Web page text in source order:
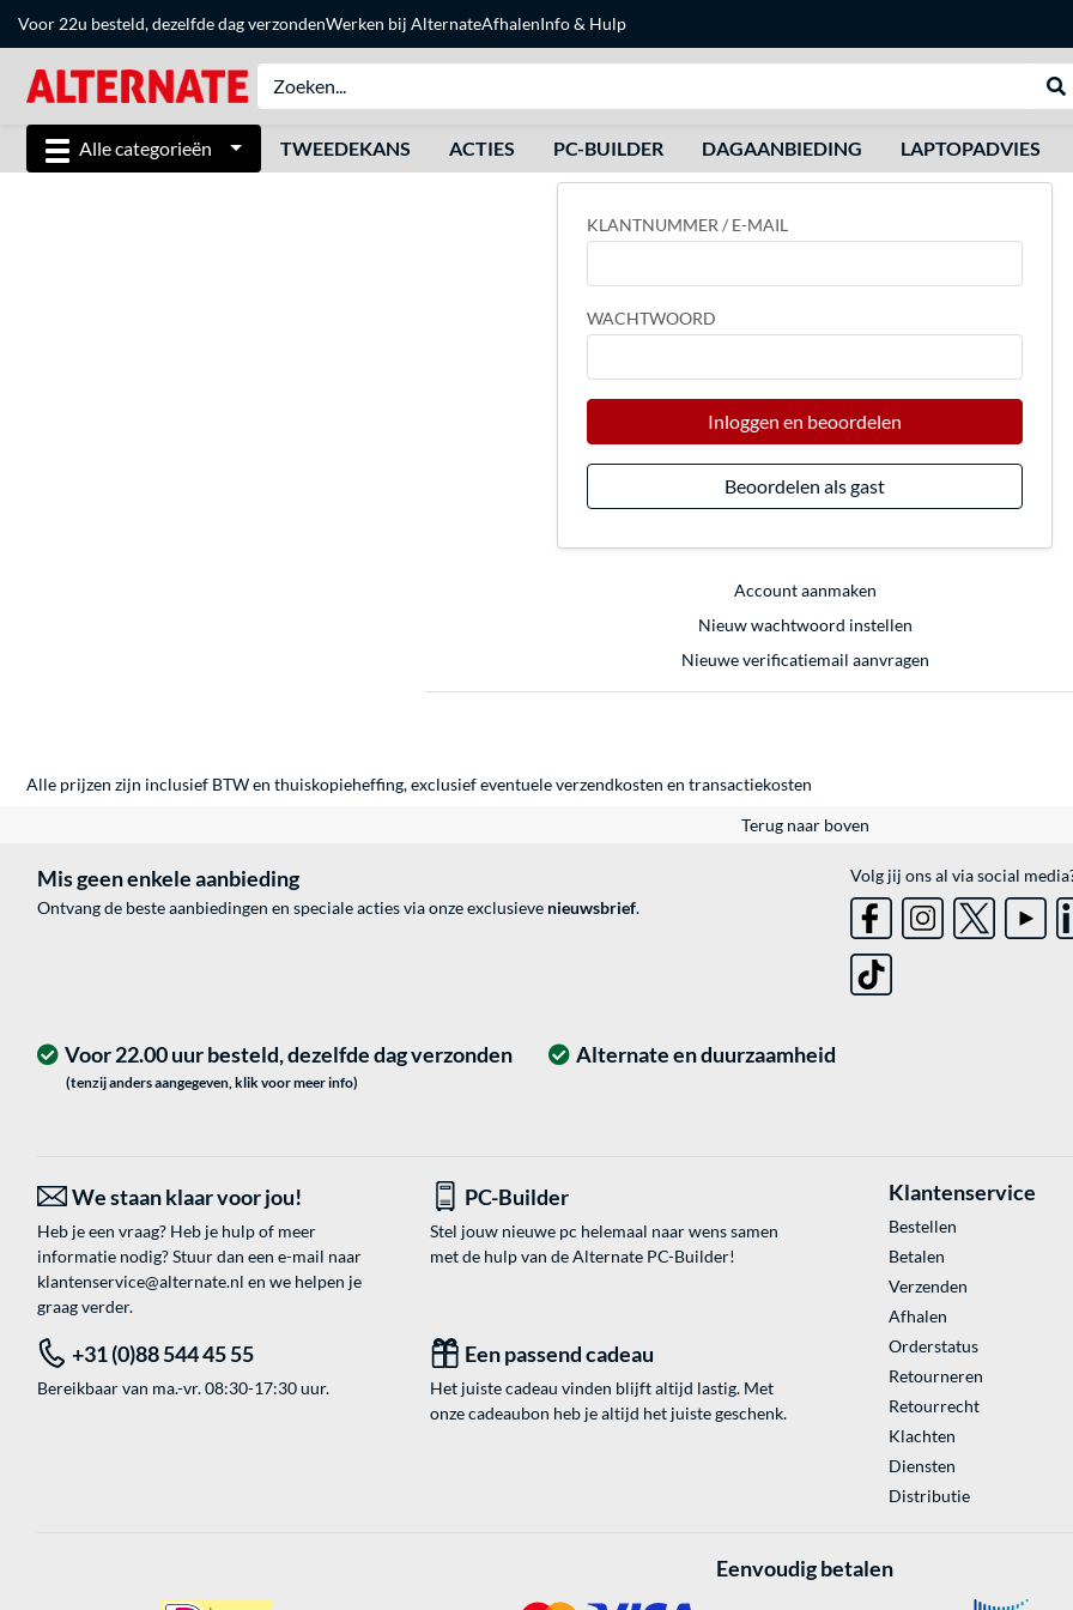
Voor 22u besteld, dezelfde dag verzondenWerken bij AlternateAfhalenInfo & Hulp
Alle categorieën TWEEDEKANS ACTIES PC-BUILDER DAGAANBIEDING LAPTOPADVIES
KLANTNUMMER / E-MAIL
WACHTWOORD
Inloggen en beoordelen
Beoordelen als gast
Account aanmaken
Nieuw wachtwoord instellen
Nieuwe verificatiemail aanvragen
Alle prijzen zijn inclusief BTW en thuiskopieheffing, exclusief eventueleverzendkosten en transactiekosten
Terug naar boven
Mis geen enkele aanbieding
Ontvang de beste aanbiedingen en speciale acties via onze exclusieve nieuwsbrief.
Volg jij ons al via social
Alternate en duurzaamheid
Voor 22.00 uur besteld, dezelfde dag verzonden
(tenzij anders aangegeven, klik voor meer info)
We staan klaar voor jou!
Heb je een vraag? Heb je hulp of meer
informatie nodig? Stuur dan een e-mail naar
klantenservice@alternate.nl en we helpen je
graag verder.
PC-Builder
Stel jouw nieuwe pc helemaal naar wens samen
met de hulp van de Alternate PC-Builder!
+31 (0)88 544 45 55
Bereikbaar van ma.-vr. 08:30-17:30 uur.
Een passend cadeau
Het juiste cadeau vinden blijft altijd lastig. Met
onze cadeaubon heb je altijd het juiste geschenk.
Klantenservice
Bestellen
Betalen
Verzenden
Afhalen
Orderstatus
Retourneren
Retourrecht
Klachten
Diensten
Distributie
Eenvoudig betalen